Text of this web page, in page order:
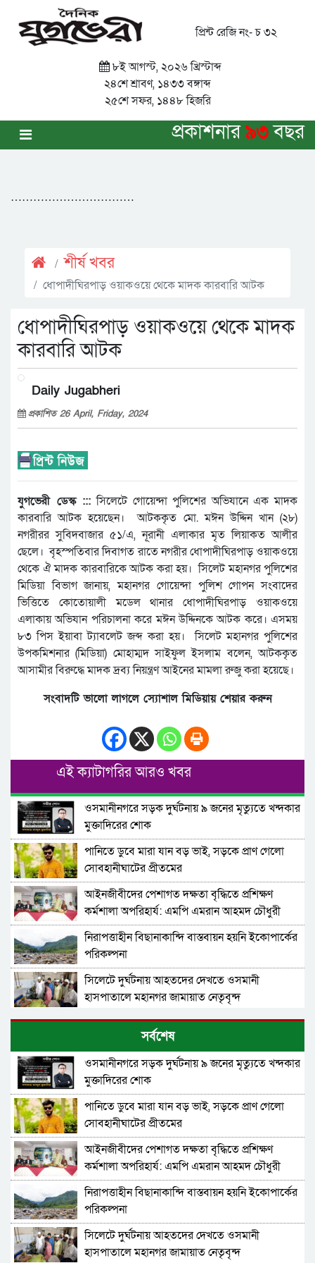
প্রিন্ট রেজি নং- চ ৩২
৮ই আগস্ট, ২০২৬ খ্রিস্টাব্দ
২৪শে শ্রাবণ, ১৪৩৩ বঙ্গাব্দ
২৫শে সফর, ১৪৪৮ হিজরি
প্রকাশনার৯৩বছর
……………………………
শীর্ষ খবর
ধোপাদীঘিরপাড় ওয়াকওয়ে থেকে মাদক কারবারি আটক
ধোপাদীঘিরপাড় ওয়াকওয়ে থেকে মাদক
কারবারি আটক
Daily Jugabheri
প্রকাশিত 26 April, Friday, 2024
যুগভেরী ডেস্ক ::: সিলেটে গোয়েন্দা পুলিশের অভিযানে এক মাদক
কারবারি আটক হয়েছেন। আটককৃত মো. মঈন উদ্দিন খান (২৮)
নগরীরর সুবিদবাজার ৫১/এ, নূরানী এলাকার মৃত লিয়াকত আলীর
ছেলে। বৃহস্পতিবার দিবাগত রাতে নগরীর ধোপাদীঘিরপাড় ওয়াকওয়ে
থেকে ঐ মাদক কারবারিকে আটক করা হয়। সিলেট মহানগর পুলিশের
মিডিয়া বিভাগ জানায়, মহানগর গোয়েন্দা পুলিশ গোপন সংবাদের
ভিত্তিতে কোতোয়ালী মডেল থানার ধোপাদীঘিরপাড় ওয়াকওয়ে
এলাকায় অভিযান পরিচালনা করে মঈন উদ্দিনকে আটক করে। এসময়
৮৩ পিস ইয়াবা ট্যাবলেট জব্দ করা হয়। সিলেট মহানগর পুলিশের
উপকমিশনার (মিডিয়া) মোহাম্মদ সাইফুল ইসলাম বলেন, আটককৃত
আসামীর বিরুদ্ধে মাদক দ্রব্য নিয়ন্ত্রণ আইনের মামলা রুজু করা হয়েছে।
সংবাদটি ভালো লাগলে স্যোশাল মিডিয়ায় শেয়ার করুন
এই ক্যাটাগরির আরও খবর
ওসমানীনগরে সড়ক দুর্ঘটনায় ৯ জনের মৃত্যুতে খন্দকার
মুক্তাদিরের শোক
পানিতে ডুবে মারা যান বড় ভাই, সড়কে প্রাণ গেলো
সোবহানীঘাটের প্রীতমের
আইনজীবীদের পেশাগত দক্ষতা বৃদ্ধিতে প্রশিক্ষণ
কর্মশালা অপরিহার্য: এমপি এমরান আহমদ চৌধুরী
নিরাপত্তাহীন বিছানাকান্দি বাস্তবায়ন হয়নি ইকোপার্কের
পরিকল্পনা
সিলেটে দুর্ঘটনায় আহতদের দেখতে ওসমানী
হাসপাতালে মহানগর জামায়াত নেতৃবৃন্দ
৫ বন্ধু সিলেটে এসেছিলেন ঘুরতে, ফেরার পথে
দুর্ঘটনায় মারা যান সাইফুল
সিলেটের সড়ক দুর্ঘটনায় বাউল শিল্পী পেহেলী ভৈরবী
নিহত
সবুজ বাংলাদেশ গড়ার প্রত্যয়ে সিলেটে বাবৌযুপ’র
দ্বিতীয় পর্যায়ে বৃক্ষরোপণ কর্মসূচি সম্পন্ন
সিলেটে ইউনিক ও বেঙ্গল পরিবহনের দুই বাসের
মুখোমুখি সংঘর্ষে নিহত ৯
এসএসসির ফল প্রকাশ আগামী ১০ আগস্ট-যেভাবে
জানা যাবে
তেল, গ্যাস, বিদ্যুৎ সঙ্কট ও দ্রব্যমূল্যের ঊর্ধ্বগতি রোধে
সিলেটে ১১ দলীয় ঐক্যের স্মারকলিপি
সর্বশেষ
ওসমানীনগরে সড়ক দুর্ঘটনায় ৯ জনের মৃত্যুতে খন্দকার
মুক্তাদিরের শোক
পানিতে ডুবে মারা যান বড় ভাই, সড়কে প্রাণ গেলো
সোবহানীঘাটের প্রীতমের
আইনজীবীদের পেশাগত দক্ষতা বৃদ্ধিতে প্রশিক্ষণ
কর্মশালা অপরিহার্য: এমপি এমরান আহমদ চৌধুরী
নিরাপত্তাহীন বিছানাকান্দি বাস্তবায়ন হয়নি ইকোপার্কের
পরিকল্পনা
সিলেটে দুর্ঘটনায় আহতদের দেখতে ওসমানী
হাসপাতালে মহানগর জামায়াত নেতৃবৃন্দ